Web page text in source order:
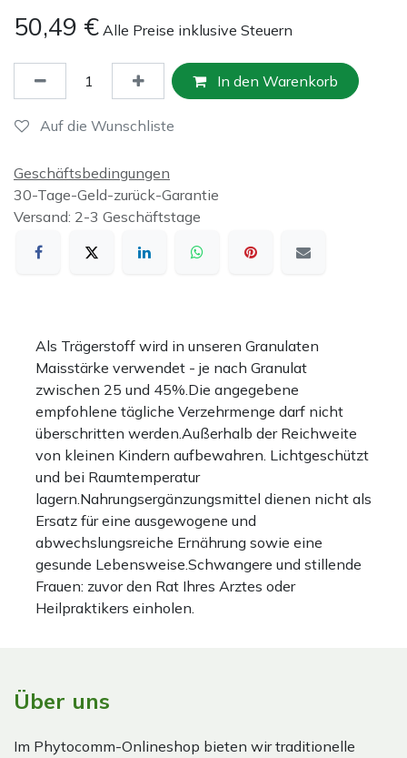
50,49 € Alle Preise inklusive Steuern
In den Warenkorb
Auf die Wunschliste
Geschäftsbedingungen
30-Tage-Geld-zurück-Garantie
Versand: 2-3 Geschäftstage
Als Trägerstoff wird in unseren Granulaten
Maisstärke verwendet - je nach Granulat
zwischen 25 und 45%.Die angegebene
empfohlene tägliche Verzehrmenge darf nicht
überschritten werden.Außerhalb der Reichweite
von kleinen Kindern aufbewahren. Lichtgeschützt
und bei Raumtemperatur
lagern.Nahrungsergänzungsmittel dienen nicht als
Ersatz für eine ausgewogene und
abwechslungsreiche Ernährung sowie eine
gesunde Lebensweise.Schwangere und stillende
Frauen: zuvor den Rat Ihres Arztes oder
Heilpraktikers einholen.
Über uns
Im Phytocomm-Onlineshop bieten wir traditionelle